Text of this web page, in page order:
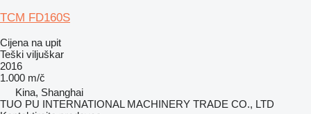
TCM FD160S
Cijena na upit
Teški viljuškar
2016
1.000 m/č
Kina, Shanghai
TUO PU INTERNATIONAL MACHINERY TRADE CO., LTD